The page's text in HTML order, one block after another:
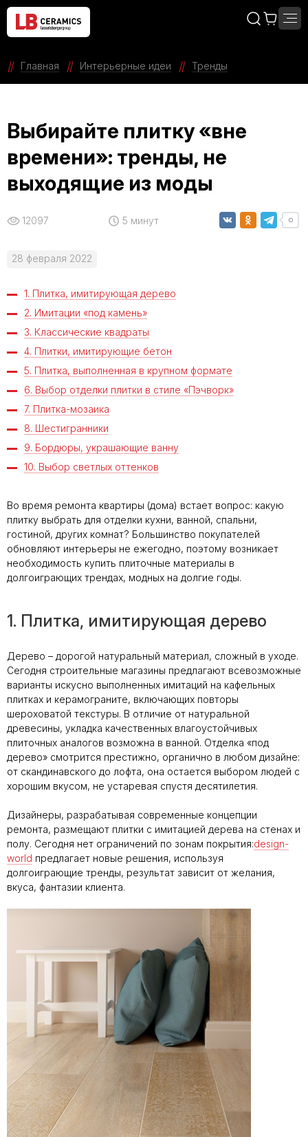
Главная Интерьерные идеи Тренды
Выбирайте плитку «вне
времени»: тренды, не
выходящие из моды
28 февраля 2022
12097 5 минут
1. Плитка, имитирующая дерево
2. Имитации «под камень»
3. Классические квадраты
4. Плитки, имитирующие бетон
5. Плитка, выполненная в крупном формате
6. Выбор отделки плитки в стиле «Пэчворк»
7. Плитка-мозаика
8. Шестигранники
9. Бордюры, украшающие ванну
10. Выбор светлых оттенков
Во время ремонта квартиры (дома) встает вопрос: какую
плитку выбрать для отделки кухни, ванной, спальни,
гостиной, других комнат? Большинство покупателей
обновляют интерьеры не ежегодно, поэтому возникает
необходимость купить плиточные материалы в
долгоиграющих трендах, модных на долгие годы.
1. Плитка, имитирующая дерево
Дерево – дорогой натуральный материал, сложный в уходе.
Сегодня строительные магазины предлагают всевозможные
варианты искусно выполненных имитаций на кафельных
плитках и керамограните, включающих повторы
шероховатой текстуры. В отличие от натуральной
древесины, укладка качественных влагоустойчивых
плиточных аналогов возможна в ванной. Отделка «под
дерево» смотрится престижно, органично в любом дизайне:
от скандинавского до лофта, она остается выбором людей с
хорошим вкусом, не устаревая спустя десятилетия.
Дизайнеры, разрабатывая современные концепции
ремонта, размещают плитки с имитацией дерева на стенах и
полу. Сегодня нет ограничений по зонам покрытия:design-
world предлагает новые решения, используя
долгоиграющие тренды, результат зависит от желания,
вкуса, фантазии клиента.